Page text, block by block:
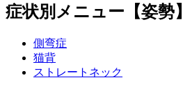
症状別メニュー【姿勢】
側弯症
猫背
ストレートネック